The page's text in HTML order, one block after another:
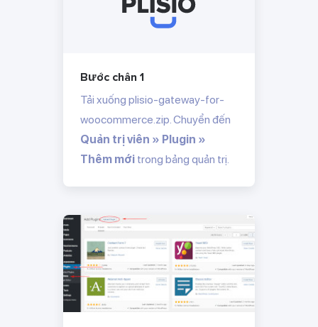
Bước chân 1
Tải xuống plisio-gateway-for-
woocommerce.zip. Chuyển đến
Quản trị viên » Plugin »
Thêm mới trong bảng quản trị.